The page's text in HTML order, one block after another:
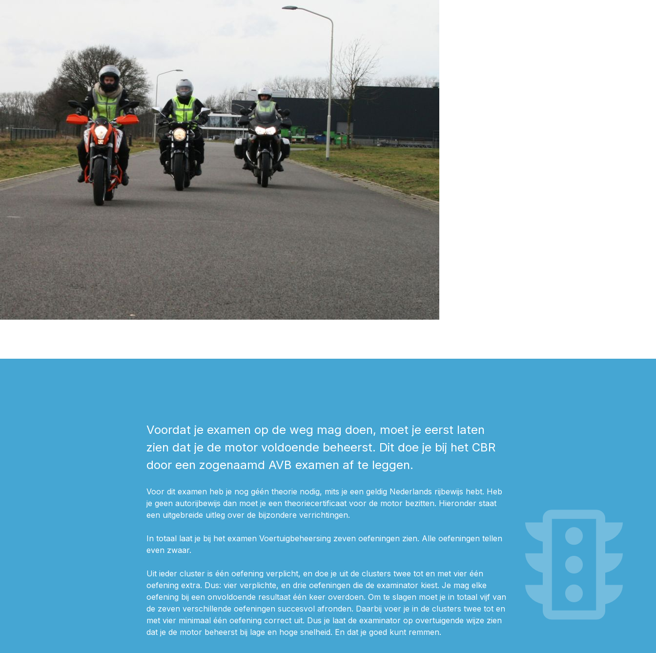
traffic
Voordat je examen op de weg mag doen, moet je eerst laten
zien dat je de motor voldoende beheerst. Dit doe je bij het CBR
door een zogenaamd AVB examen af te leggen.
Voor dit examen heb je nog géén theorie nodig, mits je een geldig Nederlands rijbewijs hebt. Heb
je geen autorijbewijs dan moet je een theoriecertificaat voor de motor bezitten. Hieronder staat
een uitgebreide uitleg over de bijzondere verrichtingen.
In totaal laat je bij het examen Voertuigbeheersing zeven oefeningen zien. Alle oefeningen tellen
even zwaar.
Uit ieder cluster is één oefening verplicht, en doe je uit de clusters twee tot en met vier één
oefening extra. Dus: vier verplichte, en drie oefeningen die de examinator kiest. Je mag elke
oefening bij een onvoldoende resultaat één keer overdoen. Om te slagen moet je in totaal vijf van
de zeven verschillende oefeningen succesvol afronden. Daarbij voer je in de clusters twee tot en
met vier minimaal één oefening correct uit. Dus je laat de examinator op overtuigende wijze zien
dat je de motor beheerst bij lage en hoge snelheid. En dat je goed kunt remmen.